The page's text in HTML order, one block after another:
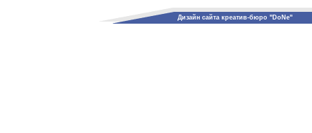
Дизайн сайта креатив-бюро "DoNe"